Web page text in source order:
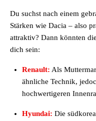
Du suchst nach einem
Stärken wie Dacia – also
attraktiv? Dann könnten
dich sein:
Renault: Als
ähnliche Technik,
hochwertigeren
Hyundai: Die